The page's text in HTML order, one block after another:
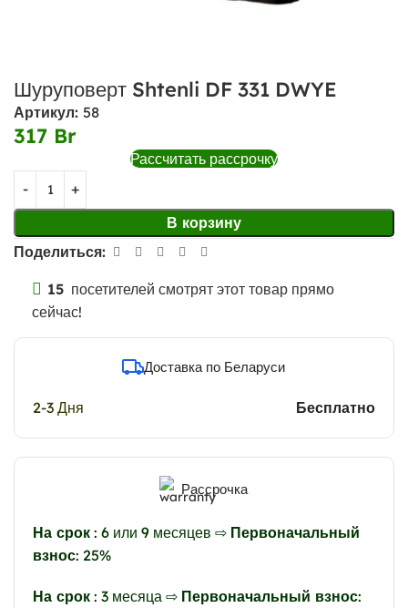
Шуруповерт Shtenli DF 331 DWYE
Артикул: 58
317 Br
Рассчитать рассрочку
В корзину
Поделиться:
15 посетителей смотрят этот товар прямо
сейчас!
Доставка по Беларуси
2-3 Дня Бесплатно
Рассрочка
На срок : 6 или 9 месяцев ⇨ Первоначальный
взнос: 25%
На срок : 3 месяца ⇨ Первоначальный взнос: